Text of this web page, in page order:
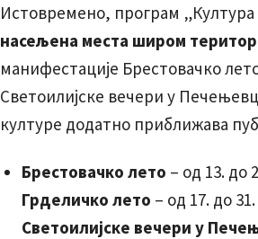
Истовремено, програм „Култура
насељена места широм
манифестације Брестовачко
Светоилијске вечери у
културе додатно приближава
Брестовачко лето – од 13. до
Грделичко лето – од 17. до 31.
Светоилијске вечери у